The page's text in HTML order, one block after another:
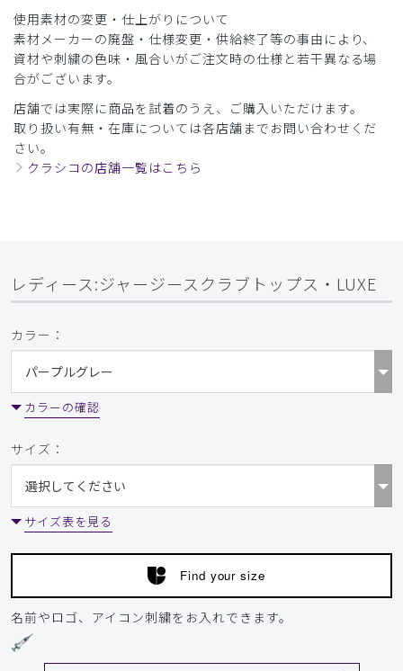
ご購入者様
購入確認済み
2026-03-11
年齢: 30代 身長:151-155cm 体重:46-50kg
着やすくて動きやすい、自宅の洗濯機で洗ってもしわになり
にくい、ほこりが付きにくいから使いやすい。
​1 ​2 ​3 ​4 ​5 ​6
​7 ​8 ​9
使用素材の変更・仕上がりについて
素材メーカーの廃盤・仕様変更・供給終了等の事由により、
資材や刺繍の色味・風合いがご注文時の仕様と若干異なる場
合がございます。
店舗では実際に商品を試着のうえ、ご購入いただけます。
取り扱い有無・在庫については各店舗までお問い合わせくだ
さい。
クラシコの店舗一覧はこちら
レディース:ジャージースクラブトップス・LUXE
カラー：
カラーの確認
サイズ：
サイズ表を見る
Find your size
名前やロゴ、アイコン刺繍をお入れできます。